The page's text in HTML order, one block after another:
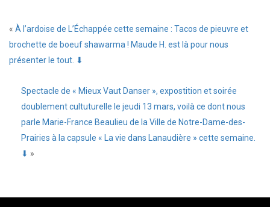
« À l’ardoise de L’Échappée cette semaine : Tacos de pieuvre et
brochette de boeuf shawarma ! Maude H. est là pour nous
présenter le tout. ⬇
Spectacle de « Mieux Vaut Danser », expostition et soirée
doublement cultuturelle le jeudi 13 mars, voilà ce dont nous
parle Marie-France Beaulieu de la Ville de Notre-Dame-des-
Prairies à la capsule « La vie dans Lanaudière » cette semaine.
⬇ »